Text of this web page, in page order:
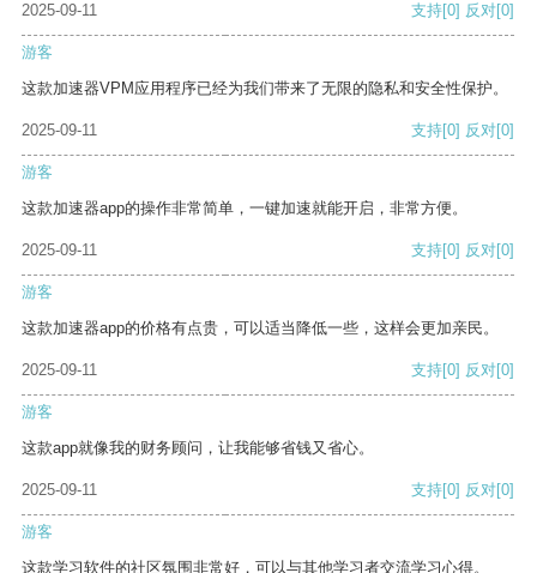
2025-09-11
支持[0] 反对[0]
游客
这款加速器VPM应用程序已经为我们带来了无限的隐私和安全性保护。
2025-09-11 支持[0] 反对[0]
游客
这款加速器app的操作非常简单，一键加速就能开启，非常方便。
2025-09-11 支持[0] 反对[0]
游客
这款加速器app的价格有点贵，可以适当降低一些，这样会更加亲民。
2025-09-11 支持[0] 反对[0]
游客
这款app就像我的财务顾问，让我能够省钱又省心。
2025-09-11 支持[0] 反对[0]
游客
这款学习软件的社区氛围非常好，可以与其他学习者交流学习心得。